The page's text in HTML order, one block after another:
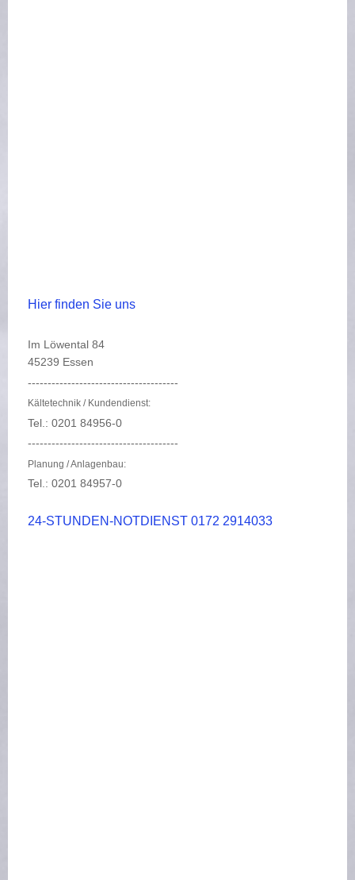
Hier finden Sie uns
Im Löwental 84
45239 Essen
--------------------------------------
Kältetechnik / Kundendienst:
Tel.: 0201 84956-0
--------------------------------------
Planung / Anlagenbau:
Tel.: 0201 84957-0
24-STUNDEN-NOTDIENST 0172 2914033